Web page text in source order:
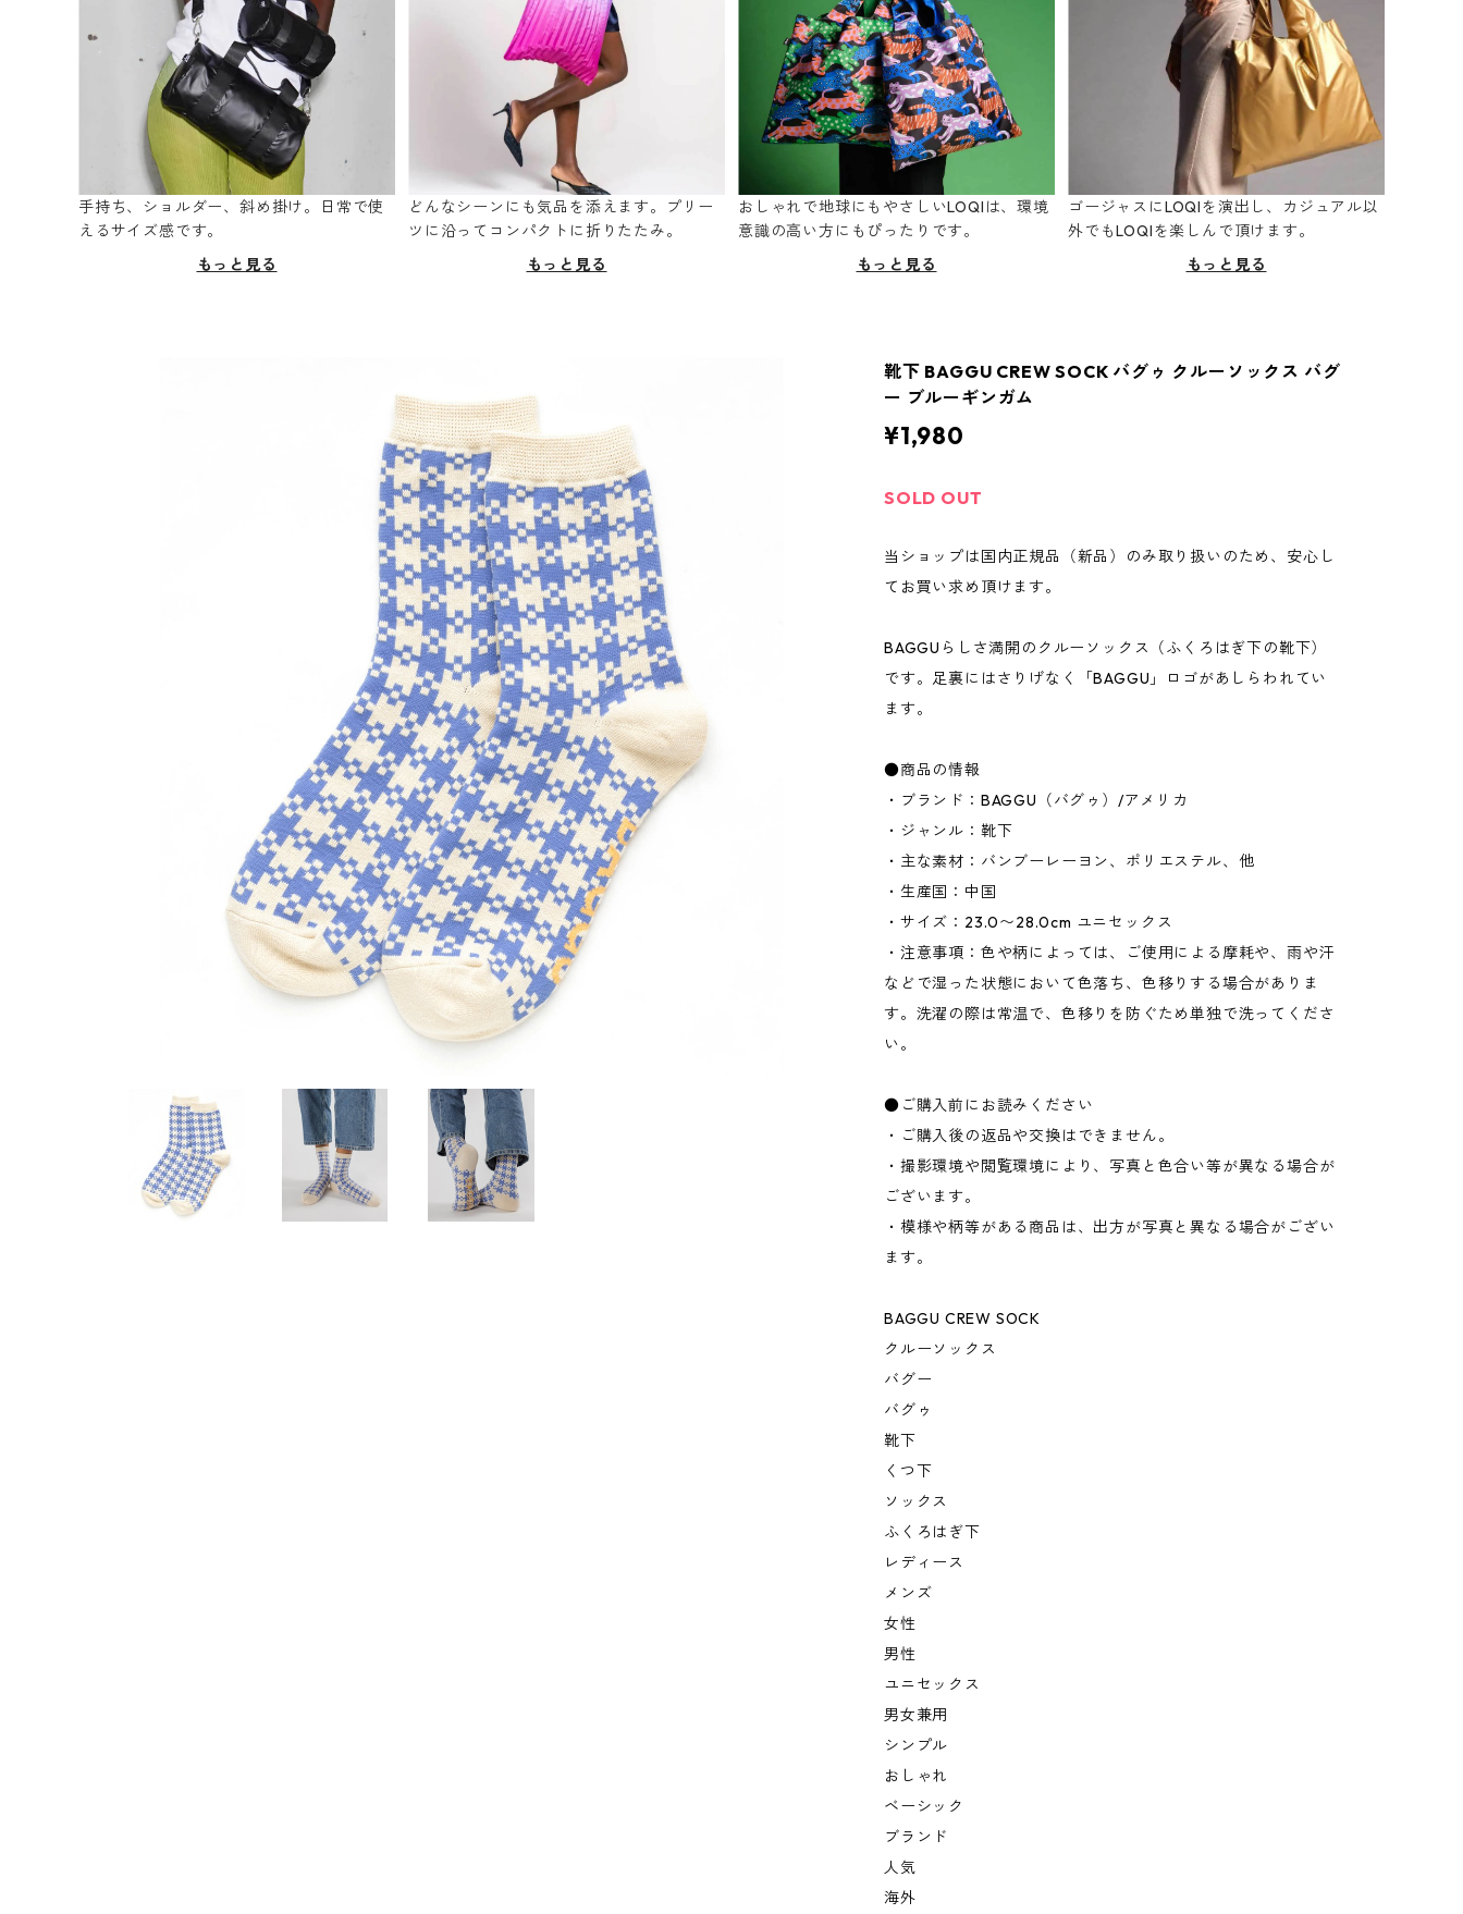
手持ち、ショルダー、斜め掛け。日常で使
えるサイズ感です。
もっと見る
どんなシーンにも気品を添えます。プリー
ツに沿ってコンパクトに折りたたみ。
もっと見る
おしゃれで地球にもやさしいLOQIは、環境
意識の高い方にもぴったりです。
もっと見る
ゴージャスにLOQIを演出し、カジュアル以
外でもLOQIを楽しんで頂けます。
もっと見る
靴下 BAGGU CREW SOCK バグゥ クルーソックス バグ
ー ブルーギンガム
¥1,980
SOLD OUT
当ショップは国内正規品（新品）のみ取り扱いのため、安心し
てお買い求め頂けます。
BAGGUらしさ満開のクルーソックス（ふくろはぎ下の靴下）
です。足裏にはさりげなく「BAGGU」ロゴがあしらわれてい
ます。
●商品の情報
・ブランド：BAGGU（バグゥ）/アメリカ
・ジャンル：靴下
・主な素材：バンブーレーヨン、ポリエステル、他
・生産国：中国
・サイズ：23.0〜28.0cm ユニセックス
・注意事項：色や柄によっては、ご使用による摩耗や、雨や汗
などで湿った状態において色落ち、色移りする場合がありま
す。洗濯の際は常温で、色移りを防ぐため単独で洗ってくださ
い。
●ご購入前にお読みください
・ご購入後の返品や交換はできません。
・撮影環境や閲覧環境により、写真と色合い等が異なる場合が
ございます。
・模様や柄等がある商品は、出方が写真と異なる場合がござい
ます。
BAGGU CREW SOCK
クルーソックス
バグー
バグゥ
靴下
くつ下
ソックス
ふくろはぎ下
レディース
メンズ
女性
男性
ユニセックス
男女兼用
シンプル
おしゃれ
ベーシック
ブランド
人気
海外